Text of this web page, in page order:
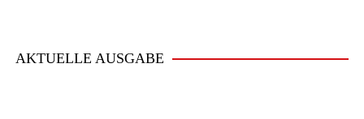
AKTUELLE AUSGABE